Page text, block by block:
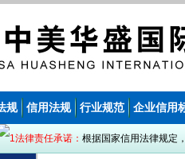
规 信用法规 行业规范 企业信用
法律责任承诺： 根据国家信用法律规定